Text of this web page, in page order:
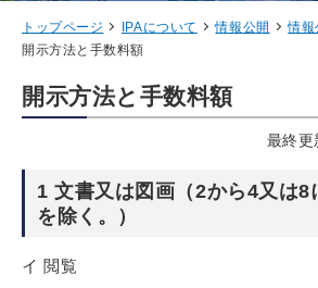
トップページ IPAについて 情報公開
情報
開示方法と手数料額
開示方法と手数料額
最終更
1 文書又は図画（2から4又は8
を除く。）
イ 閲覧